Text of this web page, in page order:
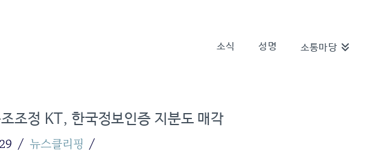
소식 성명 소통마당
조정 KT, 한국정보인증 지분도 매각
뉴스클리핑